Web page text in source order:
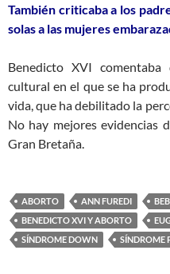
También criticaba a los
solas a las mujeres
Benedicto XVI
cultural en el que se ha
vida, que ha debilitado la
No hay mejores evidencias
Gran Bretaña.
ABORTO ANN FUREDI
BENEDICTO XVI Y ABORTO
SÍNDROME DOWN
SÍNDROME